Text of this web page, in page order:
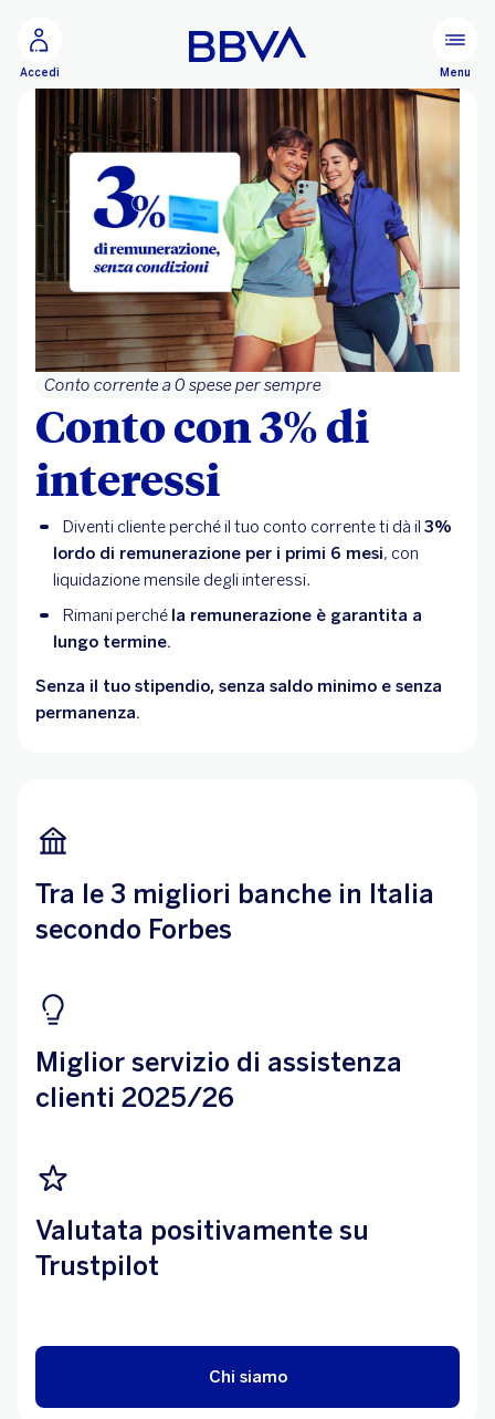
Configurare
Accedi Menu
Conto corrente a 0 spese per sempre
Conto con 3% di
interessi
Diventi cliente perché il tuo conto corrente ti dà il 3%
lordo di remunerazione per i primi 6 mesi, con
liquidazione mensile degli interessi.
Rimani perché la remunerazione è garantita a
lungo termine.
Senza il tuo stipendio, senza saldo minimo e senza
permanenza.
Tra le 3 migliori banche in Italia
secondo Forbes
Miglior servizio di assistenza
clienti 2025/26
Valutata positivamente su
Trustpilot
Chi siamo